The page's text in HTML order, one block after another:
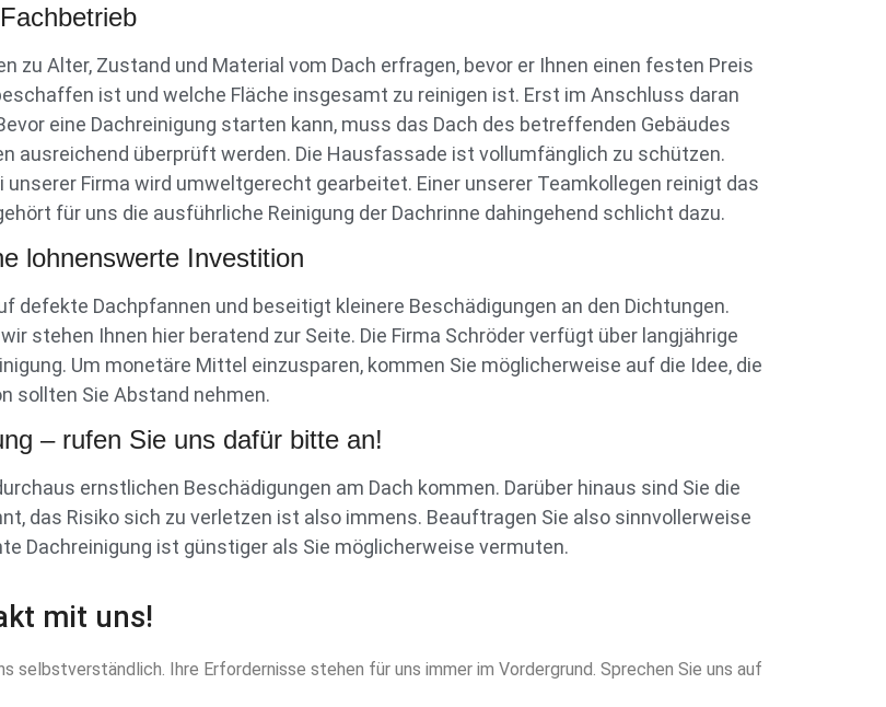
zu Alter, Zustand und Material vom Dach erfragen, bevor er Ihnen einen festen Preis
ist und welche Fläche insgesamt zu reinigen ist. Erst im Anschluss daran
eine Dachreinigung starten kann, muss das Dach des betreffenden Gebäudes
ausreichend überprüft werden. Die Hausfassade ist vollumfänglich zu schützen.
Firma wird umweltgerecht gearbeitet. Einer unserer Teamkollegen reinigt das
für uns die ausführliche Reinigung der Dachrinne dahingehend schlicht dazu.
lohnenswerte Investition
defekte Dachpfannen und beseitigt kleinere Beschädigungen an den Dichtungen.
stehen Ihnen hier beratend zur Seite. Die Firma Schröder verfügt über langjährige
Um monetäre Mittel einzusparen, kommen Sie möglicherweise auf die Idee, die
sollten Sie Abstand nehmen.
– rufen Sie uns dafür bitte an!
ernstlichen Beschädigungen am Dach kommen. Darüber hinaus sind Sie die
das Risiko sich zu verletzen ist also immens. Beauftragen Sie also sinnvollerweise
Dachreinigung ist günstiger als Sie möglicherweise vermuten.
mit uns!
selbstverständlich. Ihre Erfordernisse stehen für uns immer im Vordergrund. Sprechen Sie uns auf